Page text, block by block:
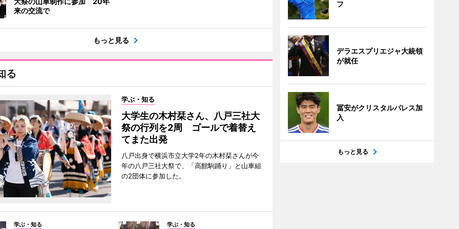
来の交流で
もっと見る
る
学ぶ・知る
大学生の木村栞さん、八戸三社大
祭の行列を2周 ゴールで着替え
てまた出発
八戸出身で横浜市立大学2年の木村栞さんが今
年の八戸三社大祭で、「高館駒踊り」と山車組
の2団体に参加した。
学ぶ・知る 学ぶ・知る
フ
デラエスプリエジャ大統領
が就任
冨安がクリスタルパレス加
入
もっと見る